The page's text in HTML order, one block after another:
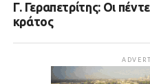
Γ. Γεραπετρίτης: Οι
κράτος